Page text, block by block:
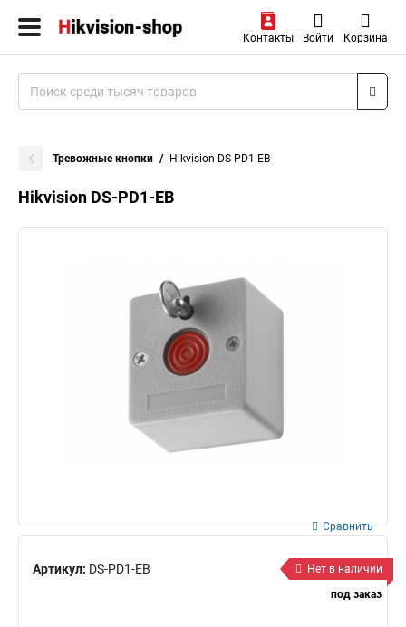
Контакты Войти Корзина
Тревожные кнопки Hikvision DS-PD1-EB
Hikvision DS-PD1-EB
Артикул: DS-PD1-EB
Сравнить
Нет в наличии
под заказ